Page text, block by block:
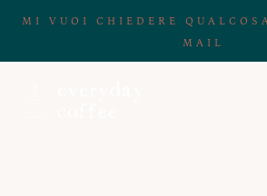
MI VUOI CHIEDERE
MAIL